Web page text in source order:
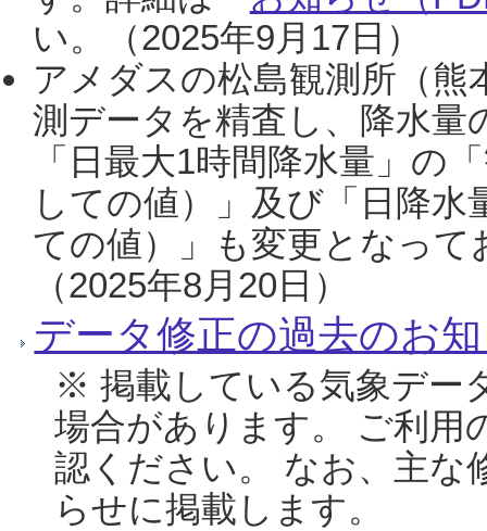
い。（2025年9月17日）
アメダスの松島観測所（熊
測データを精査し、降水
「日最大1時間降水量」の
しての値）」及び「日降
ての値）」も変更となっ
（2025年8月20日）
データ修正の過去のお
※ 掲載している気象デー
場合があります。 ご利用
認ください。 なお、主な
らせに掲載します。